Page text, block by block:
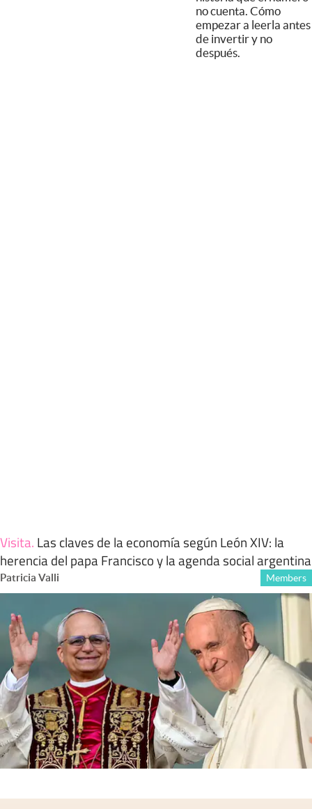
no cuenta. Cómo
empezar a leerla antes
de invertir y no
después.
Visita. Las claves de la economía según León XIV: la
herencia del papa Francisco y la agenda social argentina
Patricia Valli Members